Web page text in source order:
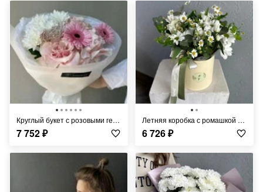
Круглый букет с розовыми герберами FT1407
7 752₽
Летняя коробка с ромашкой FT238
6 726₽